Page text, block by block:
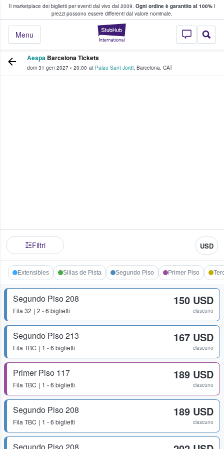
Il marketplace dei biglietti per eventi dal vivo dal 2009. Ogni ordine è garantito al 100%I
prezzi possono essere differenti dal valore nominale.
StubHub - Dove
Menu
fan comprano e vendono biglietti
Aespa Barcelona Tickets
dom 31 gen 2027 • 20:00 at Palau Sant Jordi, Barcelona, CAT
Filtri USD
Extensibles Sillas de Pista Segundo Piso Primer Piso
Segundo Piso 208
Fila 32 2 - 6 biglietti
150 USD
ciascuno
Segundo Piso 213
Fila TBC 1 - 6 biglietti
167 USD
ciascuno
Primer Piso 117
Fila TBC 1 - 6 biglietti
189 USD
ciascuno
Segundo Piso 208
Fila TBC 1 - 6 biglietti
189 USD
ciascuno